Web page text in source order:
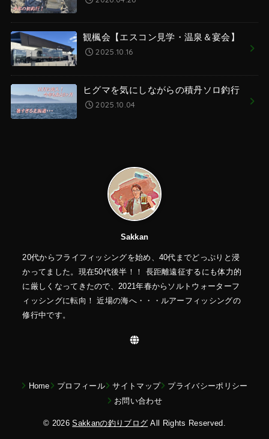
観楓会【エスコン見学・温泉＆宴会】
2025.10.16
ヒグマを気にしながらの積丹ソロ釣行
2025.10.04
Sakkan
20代からフライフィッシングを始め、40代までどっぷりと浸
かってました。現在50代後半！！ 長距離遠征するにも体力的
に厳しくなってきたので、2021年春からソルトウォーターフ
ィッシングに転向！ 近場の海へ・・・ルアーフィッシングの
修行中です。
Home プロフィール サイトマップ
プライバシーポリシー
お問い合わせ
© 2026Sakkanの釣りブログ All Rights Reserved.